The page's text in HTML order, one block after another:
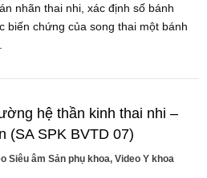
nhãn thai nhi, xác định số bánh
biến chứng của song thai một bánh
hệ thần kinh thai nhi –
(SA SPK BVTD 07)
Siêu âm Sản phụ khoa, Video Y khoa